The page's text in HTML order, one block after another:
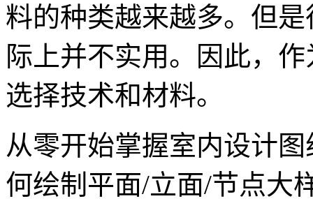
料的种类越来越多。但
际上并不实用。因此，
选择技术和材料。
从零开始掌握室内设计
何绘制平面/立面/节点大